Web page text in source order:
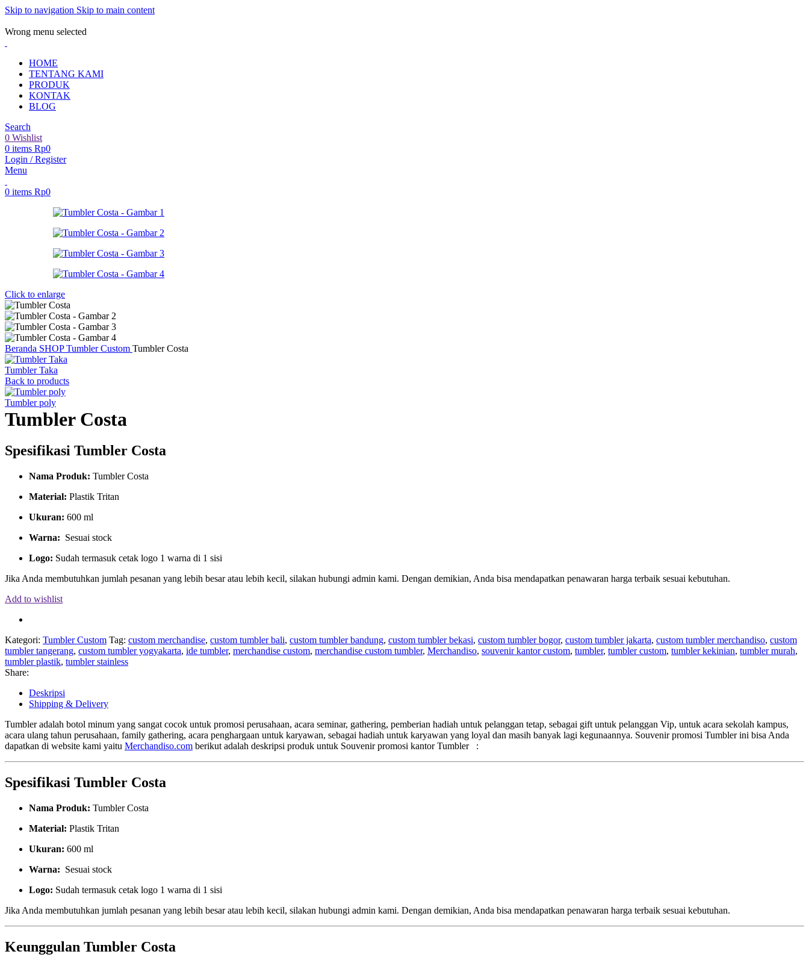
Skip to navigation Skip to main content
Wrong menu selected
HOME
TENTANG KAMI
PRODUK
KONTAK
BLOG
Search
0 Wishlist
0 items Rp0
Login / Register
Menu
0 items Rp0
Click to enlarge
Beranda SHOPTumbler Custom Tumbler Costa
Tumbler Taka
Back to products
Tumbler poly
Tumbler Costa
Spesifikasi Tumbler Costa
Nama Produk: Tumbler Costa
Material: Plastik Tritan
Ukuran: 600 ml
Warna: Sesuai stock
Logo: Sudah termasuk cetak logo 1 warna di 1 sisi
Jika Anda membutuhkan jumlah pesanan yang lebih besar atau lebih kecil, silakan hubungi admin kami. Dengan demikian, Anda bisa mendapatkan penawaran harga terbaik sesuai kebutuhan.
Add to wishlist
Kategori: Tumbler Custom Tag: custom merchandise, custom tumbler bali, custom tumbler bandung, custom tumbler bekasi, custom tumbler bogor, custom tumbler jakarta, custom tumbler merchandiso, custom
tumbler tangerang, custom tumbler yogyakarta, ide tumbler, merchandise custom, merchandise custom tumbler, Merchandiso, souvenir kantor custom, tumbler, tumbler custom, tumbler kekinian, tumbler murah,
tumbler plastik, tumbler stainless
Share:
Deskripsi
Shipping & Delivery
Tumbler adalah botol minum yang sangat cocok untuk promosi perusahaan, acara seminar, gathering, pemberian hadiah untuk pelanggan tetap, sebagai gift untuk pelanggan Vip, untuk acara sekolah kampus,
acara ulang tahun perusahaan, family gathering, acara penghargaan untuk karyawan, sebagai hadiah untuk karyawan yang loyal dan masih banyak lagi kegunaannya. Souvenir promosi Tumbler ini bisa Anda
dapatkan di website kami yaitu Merchandiso.com berikut adalah deskripsi produk untuk Souvenir promosi kantor Tumbler :
Spesifikasi Tumbler Costa
Nama Produk: Tumbler Costa
Material: Plastik Tritan
Ukuran: 600 ml
Warna: Sesuai stock
Logo: Sudah termasuk cetak logo 1 warna di 1 sisi
Jika Anda membutuhkan jumlah pesanan yang lebih besar atau lebih kecil, silakan hubungi admin kami. Dengan demikian, Anda bisa mendapatkan penawaran harga terbaik sesuai kebutuhan.
Keunggulan Tumbler Costa